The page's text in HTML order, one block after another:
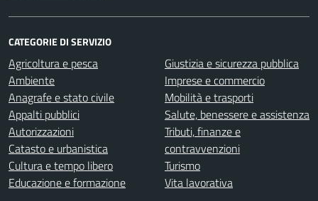
CATEGORIE DI SERVIZIO
Agricoltura e pesca
Ambiente
Anagrafe e stato civile
Appalti pubblici
Autorizzazioni
Catasto e urbanistica
Cultura e tempo libero
Educazione e formazione
Giustizia e sicurezza pubblica
Imprese e commercio
Mobilità e trasporti
Salute, benessere e assistenza
Tributi, finanze e
contravvenzioni
Turismo
Vita lavorativa